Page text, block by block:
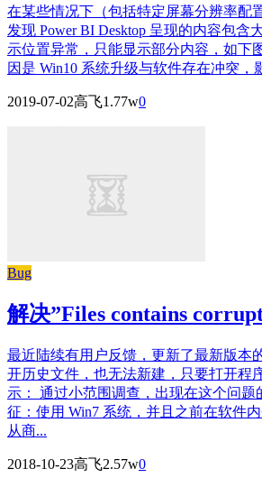
在某些情况下（包括特定屏幕分辨率配
发现 Power BI Desktop 呈现的内容包含
示位置异常，只能显示部分内容，如下
因是 Win10 系统升级与软件存在冲突，
2019-07-02高飞1.77w0
Bug
解决”Files contains
最近陆续有用户反馈，更新了最新版本
开历史文件，也无法新建，只要打开程
示： 通过小范围调查，出现在这个问题
征：使用 Win7 系统，并且之前在软件
从商...
2018-10-23高飞2.57w0